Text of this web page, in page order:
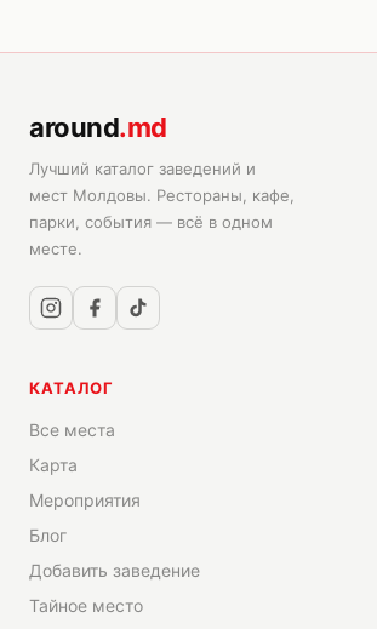
around.md
Лучший каталог заведений и
мест Молдовы. Рестораны, кафе,
парки, события — всё в одном
месте.
КАТАЛОГ
Все места
Карта
Мероприятия
Блог
Добавить заведение
Тайное место